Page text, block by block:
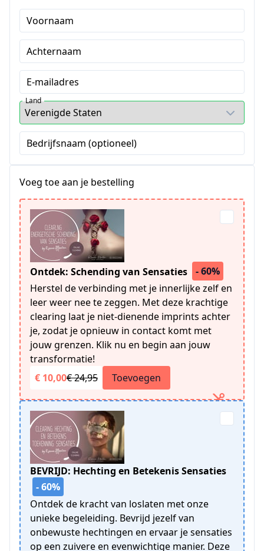
Voornaam
Achternaam
E-mailadres
Land
Bedrijfsnaam (optioneel)
Voeg toe aan je bestelling
Ontdek: Schending van Sensaties
- 60%
Herstel de verbinding met je innerlijke zelf en
leer weer nee te zeggen. Met deze krachtige
clearing laat je niet-dienende imprints achter
je, zodat je opnieuw in contact komt met
jouw grenzen. Klik nu en begin aan jouw
transformatie!
€ 10,00€ 24,95 Toevoegen
BEVRIJD: Hechting en Betekenis Sensaties
- 60%
Ontdek de kracht van loslaten met onze
unieke begeleiding. Bevrijd jezelf van
onbewuste hechtingen en ervaar je sensaties
op een zuivere en evenwichtige manier. Deze